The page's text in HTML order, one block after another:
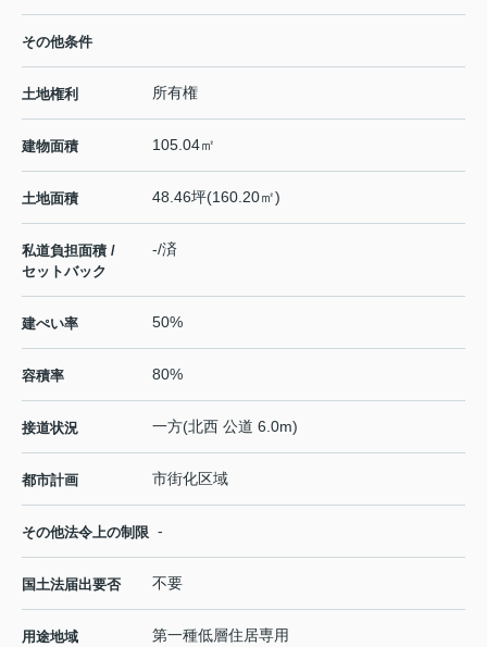
その他条件
土地権利 所有権
建物面積 105.04㎡
土地面積 48.46坪(160.20㎡)
私道負担面積 /
セットバック
-/済
建ぺい率 50%
容積率 80%
接道状況 一方(北西 公道 6.0m)
都市計画 市街化区域
その他法令上の制限 -
国土法届出要否 不要
用途地域 第一種低層住居専用